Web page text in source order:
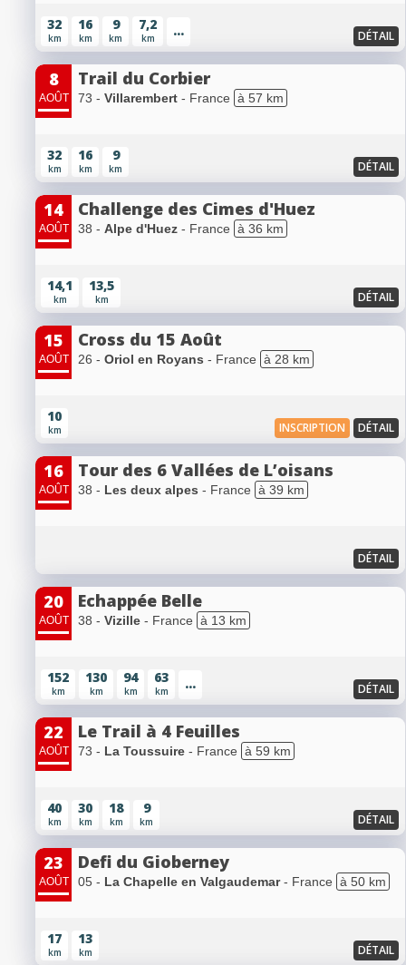
32
km
16
km
9
km
7,2
km ... DÉTAIL
8
AOÛT
Trail du Corbier
73 - Villarembert - France à 57 km
32
km
16
km
9
km DÉTAIL
14
AOÛT
Challenge des Cimes d'Huez
38 - Alpe d'Huez - France à 36 km
14,1
km
13,5
km DÉTAIL
15
AOÛT
Cross du 15 Août
26 - Oriol en Royans - France à 28 km
10
km INSCRIPTION DÉTAIL
16
AOÛT
Tour des 6 Vallées de L’oisans
38 - Les deux alpes - France à 39 km
DÉTAIL
20
AOÛT
Echappée Belle
38 - Vizille - France à 13 km
152
km
130
km
94
km
63
km ... DÉTAIL
22
AOÛT
Le Trail à 4 Feuilles
73 - La Toussuire - France à 59 km
40
km
30
km
18
km
9
km DÉTAIL
23
AOÛT
Defi du Gioberney
05 - La Chapelle en Valgaudemar- France à 50 km
17
km
13
km DÉTAIL